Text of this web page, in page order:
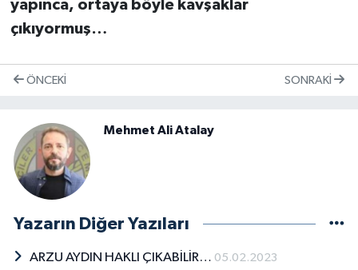
yapınca, ortaya böyle kavşaklar
çıkıyormuş…
ÖNCEKI SONRAKI
Mehmet Ali Atalay
Yazarın Diğer Yazıları
ARZU AYDIN HAKLI ÇIKABİLİR… 05.02.2023